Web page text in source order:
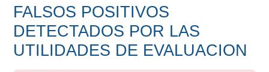
FALSOS POSITIVOS
DETECTADOS POR LAS
UTILIDADES DE EVALUACION